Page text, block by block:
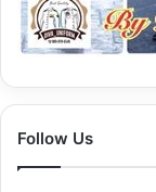
Follow Us